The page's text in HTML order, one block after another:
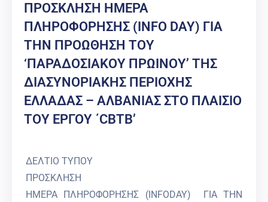
ΠΡΟΣΚΛΗΣΗ ΗΜΕΡΑ
ΠΛΗΡΟΦΟΡΗΣΗΣ (INFO DAY) ΓΙΑ
ΤΗΝ ΠΡΟΩΘΗΣΗ ΤΟΥ
‘ΠΑΡΑΔΟΣΙΑΚΟΥ ΠΡΩΙΝΟΥ’ ΤΗΣ
ΔΙΑΣΥΝΟΡΙΑΚΗΣ ΠΕΡΙΟΧΗΣ
ΕΛΛΑΔΑΣ – ΑΛΒΑΝΙΑΣ ΣΤΟ ΠΛΑΙΣΙΟ
ΤΟΥ ΕΡΓΟΥ ΄CBTB’
ΔΕΛΤΙΟ ΤΥΠΟΥ
ΠΡΟΣΚΛΗΣΗ
ΗΜΕΡΑ ΠΛΗΡΟΦΟΡΗΣΗΣ (INFODAY) ΓΙΑ ΤΗΝ